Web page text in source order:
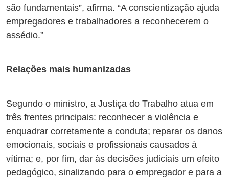
são fundamentais”, afirma. “A conscientização ajuda
empregadores e trabalhadores a reconhecerem o
assédio.”
Relações mais humanizadas
Segundo o ministro, a Justiça do Trabalho atua em
três frentes principais: reconhecer a violência e
enquadrar corretamente a conduta; reparar os danos
emocionais, sociais e profissionais causados à
vítima; e, por fim, dar às decisões judiciais um efeito
pedagógico, sinalizando para o empregador e para a